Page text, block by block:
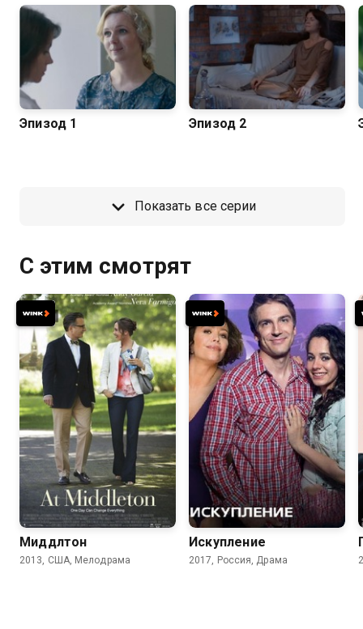
Эпизод 1 Эпизод 2
Показать все серии
С этим смотрят
6.8 6.5
Миддлтон
2013, США, Мелодрама
6.2
Искупление
2017, Россия, Драма